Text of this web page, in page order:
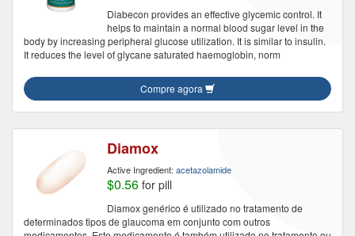
Diabecon provides an effective glycemic control. It
helps to maintain a normal blood sugar level in the
body by increasing peripheral glucose utilization. It is similar to insulin.
It reduces the level of glycane saturated haemoglobin, norm
Compre agora
Diamox
Active Ingredient: acetazolamide
$0.56 for pill
Diamox genérico é utilizado no tratamento de
determinados tipos de glaucoma em conjunto com outros